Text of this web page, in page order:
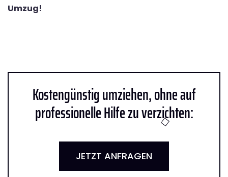
Umzug!
Kostengünstig umziehen, ohne auf
professionelle Hilfe zu verzichten:
JETZT ANFRAGEN